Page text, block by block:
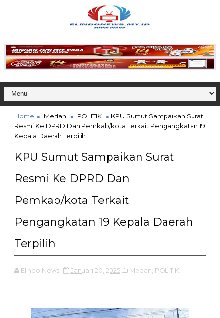
Home Medan POLITIK
KPU Sumut Sampaikan Surat
Resmi Ke DPRD Dan Pemkab/kota Terkait Pengangkatan 19
Kepala Daerah Terpilih
KPU Sumut Sampaikan Surat
Resmi Ke DPRD Dan
Pemkab/kota Terkait
Pengangkatan 19 Kepala Daerah
Terpilih
Elindo News Januari 20, 2025 Medan, POLITIK,